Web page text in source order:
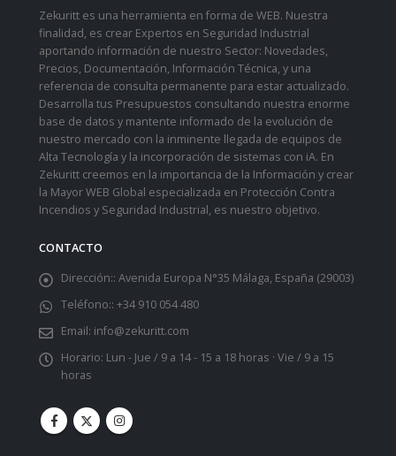
Zekuritt es una herramienta en forma de WEB. Nuestra
finalidad, es crear Expertos en Seguridad Industrial
aportando información de nuestro Sector: Novedades,
Precios, Documentación, Información Técnica, y una
referencia de consulta permanente para estar actualizado.
Desarrolla tus Presupuestos consultando nuestra enorme
base de datos y mantente informado de la evolución de
nuestro mercado con la inminente llegada de equipos de
Alta Tecnología y la incorporación de sistemas con iA. En
Zekuritt creemos en la importancia de la Información y crear
la Mayor WEB Global especializada en Protección Contra
Incendios y Seguridad Industrial, es nuestro objetivo.
CONTACTO
Dirección:: Avenida Europa N°35 Málaga, España (29003)
Teléfono:: +34 910 054 480
Email: info@zekuritt.com
Horario: Lun - Jue / 9 a 14 - 15 a 18 horas · Vie / 9 a 15
horas